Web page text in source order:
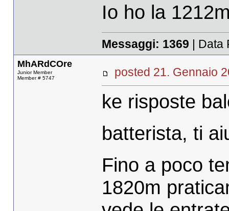
Io ho la
Messaggi: 1369 | Data
MhARdCOre
Junior Member
Member # 5747
posted 21.
ke risposte
batterista, ti
Fino a poco
1820m